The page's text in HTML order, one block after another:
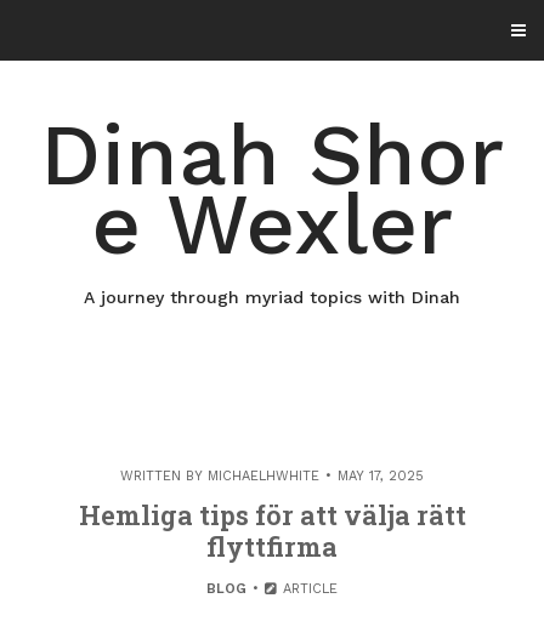
content
Dinah Shor
e Wexler
A journey through myriad topics with Dinah
WRITTEN BY MICHAELHWHITE MAY 17, 2025
Hemliga tips för att välja rätt
flyttfirma
BLOG ARTICLE